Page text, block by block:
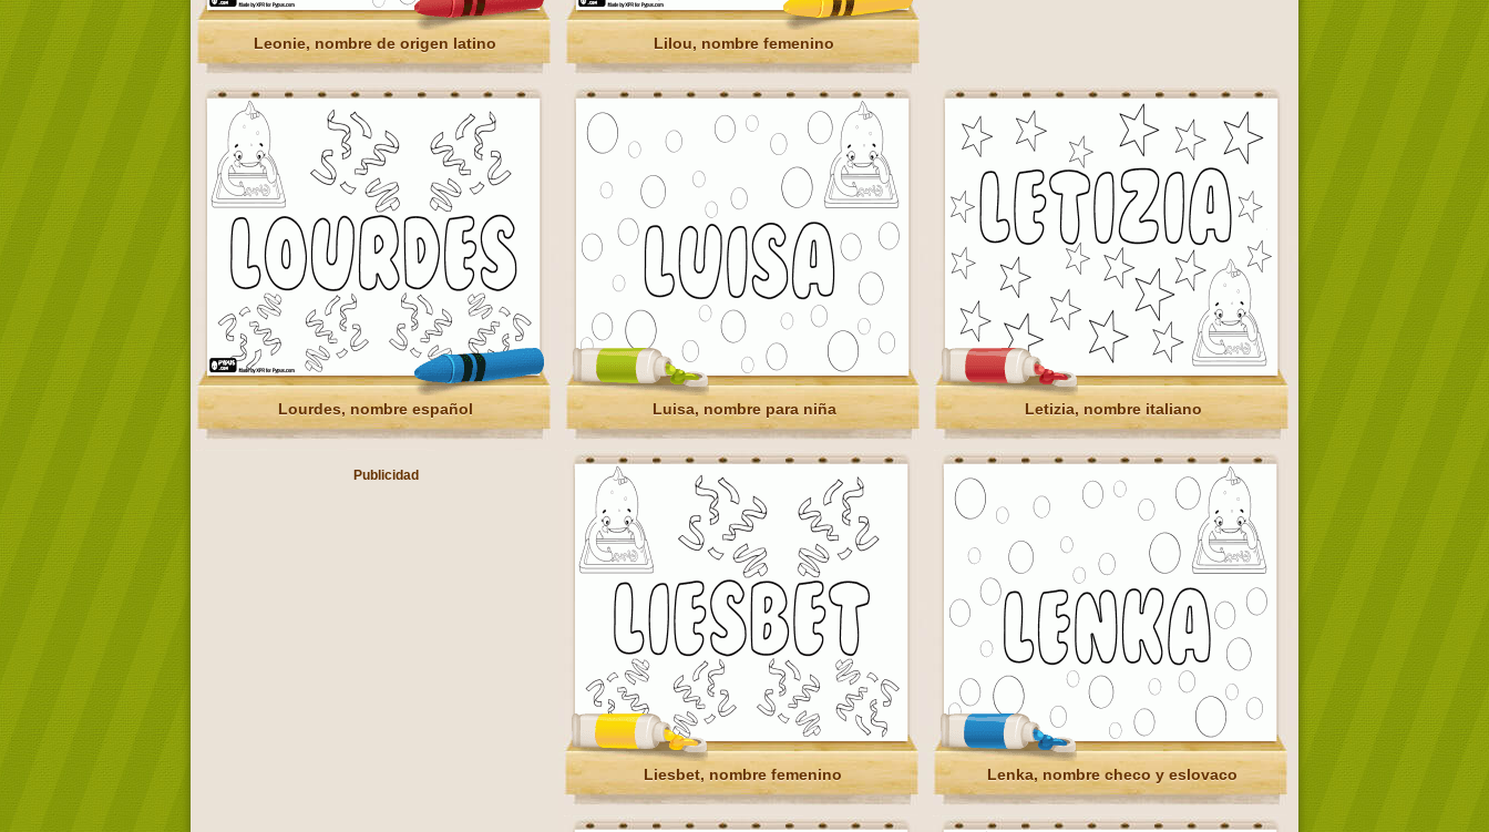
Leonie, nombre de origen latino Lilou, nombre femenino
Lourdes, nombre español Luisa, nombre para niña Letizia, nombre italiano
Publicidad
Liesbet, nombre femenino Lenka, nombre checo y eslovaco